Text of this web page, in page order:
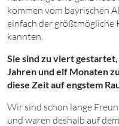
kommen vom bayrischen
einfach der größtmögliche
kannten.
Sie sind zu viert
Jahren und elf Monaten
diese Zeit auf engstem
Wir sind schon lange
und waren deshalb auf